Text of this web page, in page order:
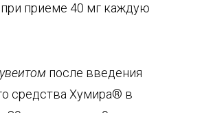
приеме 40 мг каждую
увеитом после введения
средства Хумира® в